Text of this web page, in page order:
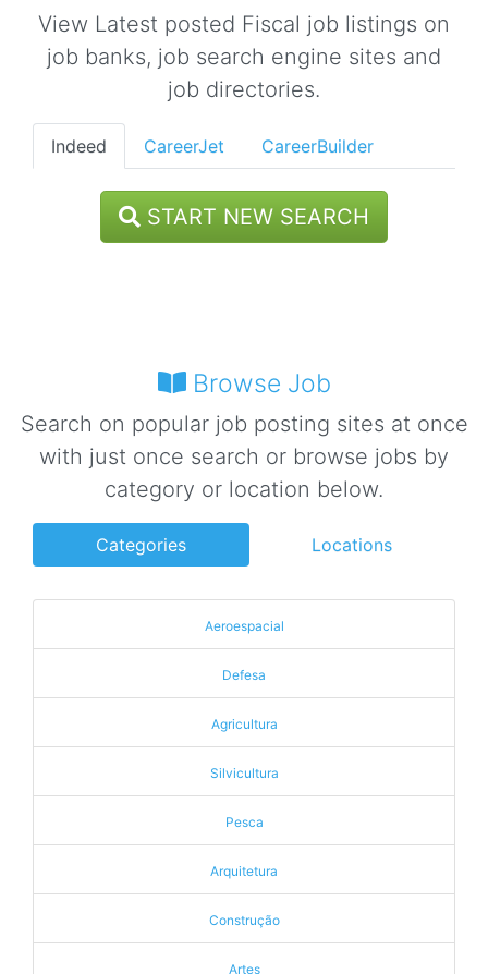
View Latest posted Fiscal job listings on
job banks, job search engine sites and
job directories.
Indeed CareerJet CareerBuilder
START NEW SEARCH
Browse Job
Search on popular job posting sites at once
with just once search or browse jobs by
category or location below.
Categories Locations
Aeroespacial
Defesa
Agricultura
Silvicultura
Pesca
Arquitetura
Construção
Artes